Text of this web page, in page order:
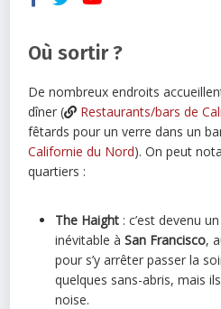
Où sortir ?
De nombreux endroits
dîner (
Restaurants/bars de
fêtards pour un verre dans un
Californie du Nord). On peut
quartiers :
The Haight : c’est devenu
inévitable à San Francisco,
pour s’y arrêter passer la
quelques sans-abris, mais
noise.